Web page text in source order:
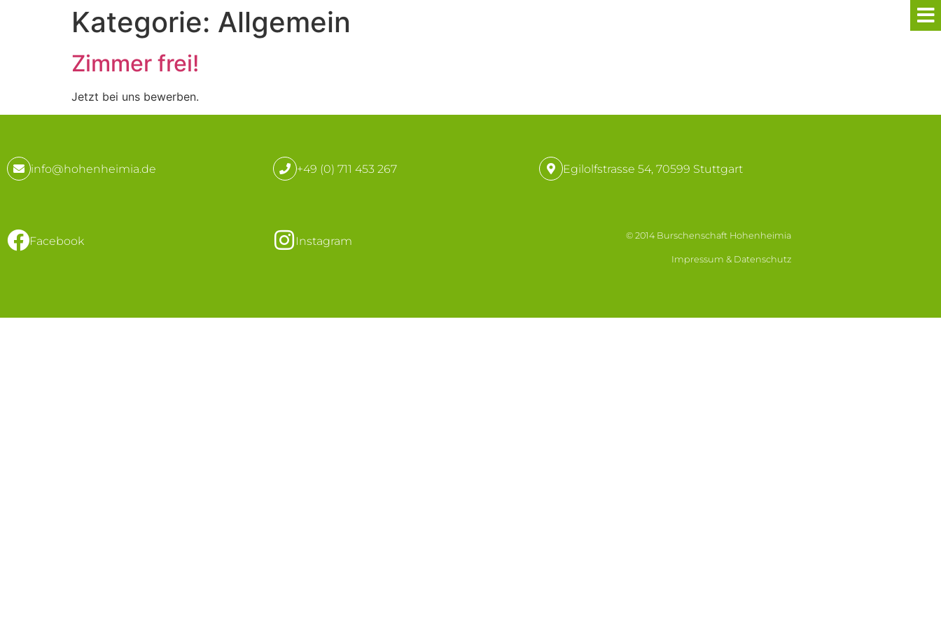
Kategorie: Allgemein
Zimmer frei!
Jetzt bei uns bewerben.
info@hohenheimia.de +49 (0) 711 453 267 Egilolfstrasse 54, 70599 Stuttgart
Facebook Instagram © 2014 Burschenschaft Hohenheimia
Impressum & Datenschutz